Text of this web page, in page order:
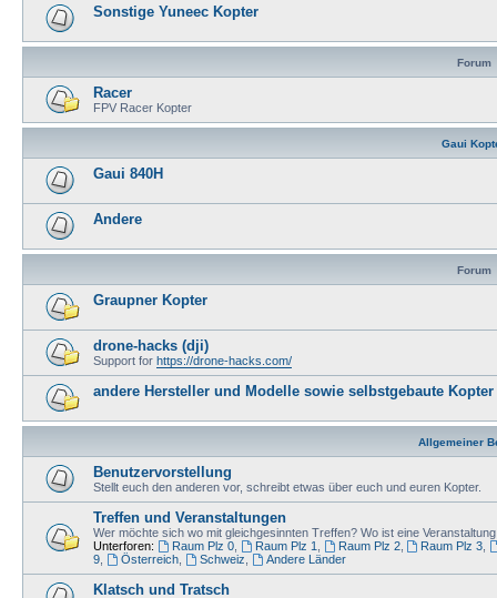
Sonstige Yuneec Kopter
Forum
Racer
FPV Racer Kopter
Gaui
Gaui 840H
Andere
Forum
Graupner Kopter
drone-hacks (dji)
Support for https://drone-hacks.com/
andere Hersteller und Modelle sowie selbstgebaute Kopter
Allgemeiner
Benutzervorstellung
Stellt euch den anderen vor, schreibt etwas über euch und euren Kopter.
Treffen und Veranstaltungen
Wer möchte sich wo mit gleichgesinnten Treffen? Wo ist eine
Unterforen:
Raum Plz 0, Raum Plz 1 Raum Plz 2, Raum Plz 3
9
Österreich, Schweiz Andere Länder
Klatsch und Tratsch